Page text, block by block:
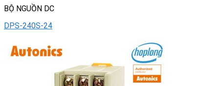
BỘ NGUỒN DC
DPS-240S-24